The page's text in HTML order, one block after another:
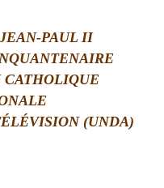
中文
LATINE
PAUL II
CATHOLIQUE
(UNDA)